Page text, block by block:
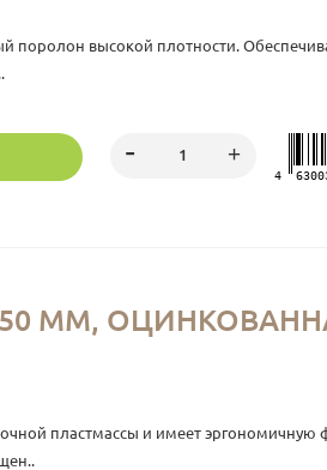
высокой плотности.
4
ММ,
пластмассы и имеет